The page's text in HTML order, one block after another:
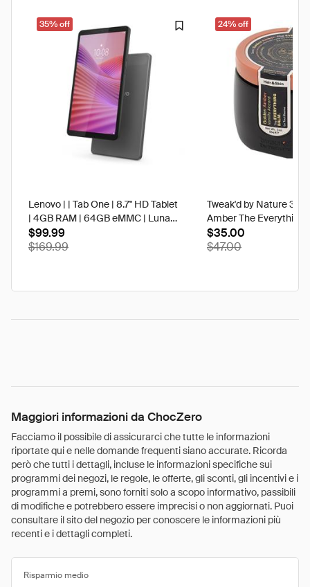
35% off
Lenovo | | Tab One | 8.7" HD Tablet
| 4GB RAM | 64GB eMMC | Luna
Grey | Best Buy
$99.99
$169.99
24% off
Tweak'd by Nature 3
Amber The Everything
$35.00
$47.00
Maggiori informazioni da ChocZero
Facciamo il possibile di assicurarci che tutte le informazioni
riportate qui e nelle domande frequenti siano accurate. Ricorda
però che tutti i dettagli, incluse le informazioni specifiche sui
programmi dei negozi, le regole, le offerte, gli sconti, gli incentivi e i
programmi a premi, sono forniti solo a scopo informativo, passibili
di modifiche e potrebbero essere imprecisi o non aggiornati. Puoi
consultare il sito del negozio per conoscere le informazioni più
recenti e i dettagli completi.
Risparmio medio